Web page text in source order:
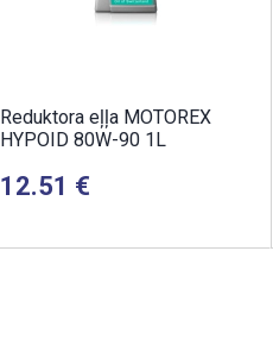
Reduktora eļļa MOTOREX
HYPOID 80W-90 1L
12.51